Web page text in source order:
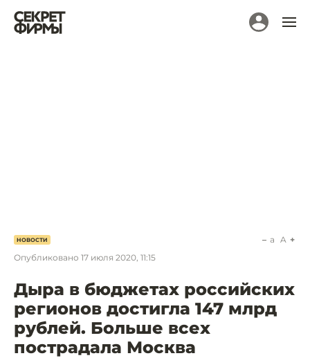
НОВОСТИ
Опубликовано 17 июля 2020, 11:15
a A
Дыра в бюджетах российских
регионов достигла 147 млрд
рублей. Больше всех
пострадала Москва